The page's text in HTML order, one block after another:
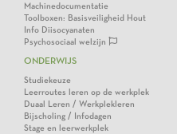
Machinedocumentatie
Toolboxen: Basisveiligheid Hout
Info Diisocyanaten
Psychosociaal welzijn
ONDERWIJS
Studiekeuze
Leerroutes leren op de werkplek
Duaal Leren / Werkplekleren
Bijscholing / Infodagen
Stage en leerwerkplek